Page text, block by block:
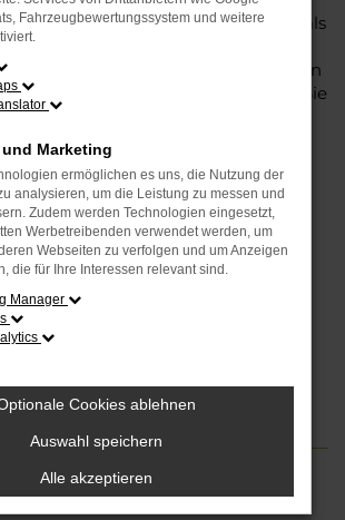
sich der Hersteller immer wieder als
überaus nachhaltige
VW EU-Neuwagen für Detmold kann
zusammengestellt werden. Sie
rundum individuelles Fahrzeug.
Detmold
Neuwagen Detmold
Detmold
Detmold
Detmold
Detmold
Detmold
Detmold
Detmold
Detmold
Detmold
NETWORK ERROR
Fahrzeugbewertungssystem und weitere
Marketing
ermöglichen es uns, die Nutzung der
analysieren, um die Leistung zu messen und
Zudem werden Technologien eingesetzt,
Werbetreibenden verwendet werden, um
Webseiten zu verfolgen und um Anzeigen
die für Ihre Interessen relevant sind.
Manager
Cookies ablehnen
Auswahl speichern
Alle akzeptieren